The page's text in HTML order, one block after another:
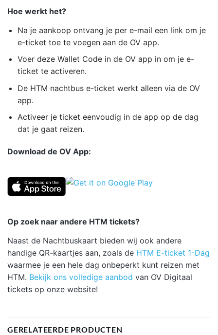
Hoe werkt het?
Na je aankoop ontvang je per e-mail een link om je
e-ticket toe te voegen aan de OV app.
Voer deze Wallet Code in de OV app in om je e-
ticket te activeren.
De HTM nachtbus e-ticket werkt alleen via de OV
app.
Activeer je ticket eenvoudig in de app op de dag
dat je gaat reizen.
Download de OV App:
Op zoek naar andere HTM tickets?
Naast de Nachtbuskaart bieden wij ook andere
handige QR-kaartjes aan, zoals de HTM E-ticket 1-Dag
waarmee je een hele dag onbeperkt kunt reizen met
HTM. Bekijk ons volledige aanbod van OV Digitaal
tickets op onze website!
GERELATEERDE PRODUCTEN